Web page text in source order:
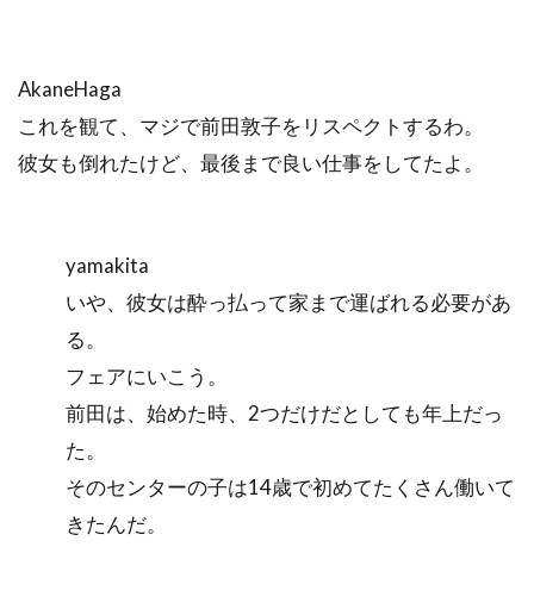
AkaneHaga
これを観て、マジで前田敦子をリスペクトするわ。
彼女も倒れたけど、最後まで良い仕事をしてたよ。
yamakita
いや、彼女は酔っ払って家まで運ばれる必要があ
る。
フェアにいこう。
前田は、始めた時、2つだけだとしても年上だっ
た。
そのセンターの子は14歳で初めてたくさん働いて
きたんだ。